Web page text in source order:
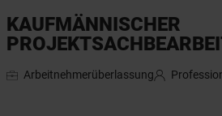
KAUFMÄNNISCHER
Arbeitnehmerüberlassung